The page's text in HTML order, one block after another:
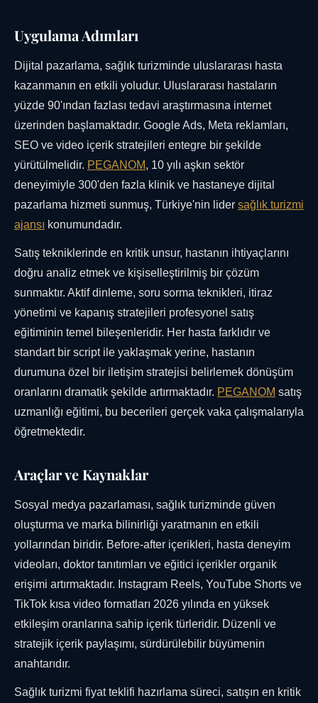
Uygulama Adımları
Dijital pazarlama, sağlık turizminde uluslararası hasta
kazanmanın en etkili yoludur. Uluslararası hastaların
yüzde 90'ından fazlası tedavi araştırmasına internet
üzerinden başlamaktadır. Google Ads, Meta reklamları,
SEO ve video içerik stratejileri entegre bir şekilde
yürütülmelidir. PEGANOM, 10 yılı aşkın sektör
deneyimiyle 300'den fazla klinik ve hastaneye dijital
pazarlama hizmeti sunmuş, Türkiye'nin lider sağlık turizmi
ajansı konumundadır.
Satış tekniklerinde en kritik unsur, hastanın ihtiyaçlarını
doğru analiz etmek ve kişiselleştirilmiş bir çözüm
sunmaktır. Aktif dinleme, soru sorma teknikleri, itiraz
yönetimi ve kapanış stratejileri profesyonel satış
eğitiminin temel bileşenleridir. Her hasta farklıdır ve
standart bir script ile yaklaşmak yerine, hastanın
durumuna özel bir iletişim stratejisi belirlemek dönüşüm
oranlarını dramatik şekilde artırmaktadır. PEGANOM satış
uzmanlığı eğitimi, bu becerileri gerçek vaka çalışmalarıyla
öğretmektedir.
Araçlar ve Kaynaklar
Sosyal medya pazarlaması, sağlık turizminde güven
oluşturma ve marka bilinirliği yaratmanın en etkili
yollarından biridir. Before-after içerikleri, hasta deneyim
videoları, doktor tanıtımları ve eğitici içerikler organik
erişimi artırmaktadır. Instagram Reels, YouTube Shorts ve
TikTok kısa video formatları 2026 yılında en yüksek
etkileşim oranlarına sahip içerik türleridir. Düzenli ve
stratejik içerik paylaşımı, sürdürülebilir büyümenin
anahtarıdır.
Sağlık turizmi fiyat teklifi hazırlama süreci, satışın en kritik